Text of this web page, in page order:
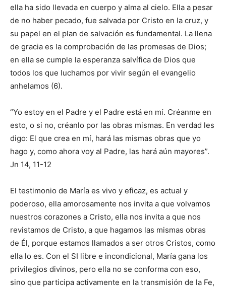
ella ha sido llevada en cuerpo y alma al cielo. Ella a pesar
de no haber pecado, fue salvada por Cristo en la cruz, y
su papel en el plan de salvación es fundamental. La llena
de gracia es la comprobación de las promesas de Dios;
en ella se cumple la esperanza salvífica de Dios que
todos los que luchamos por vivir según el evangelio
anhelamos (6).
“Yo estoy en el Padre y el Padre está en mí. Créanme en
esto, o si no, créanlo por las obras mismas. En verdad les
digo: El que crea en mí, hará las mismas obras que yo
hago y, como ahora voy al Padre, las hará aún mayores”.
Jn 14, 11-12
El testimonio de María es vivo y eficaz, es actual y
poderoso, ella amorosamente nos invita a que volvamos
nuestros corazones a Cristo, ella nos invita a que nos
revistamos de Cristo, a que hagamos las mismas obras
de Él, porque estamos llamados a ser otros Cristos, como
ella lo es. Con el SI libre e incondicional, María gana los
privilegios divinos, pero ella no se conforma con eso,
sino que participa activamente en la transmisión de la Fe,